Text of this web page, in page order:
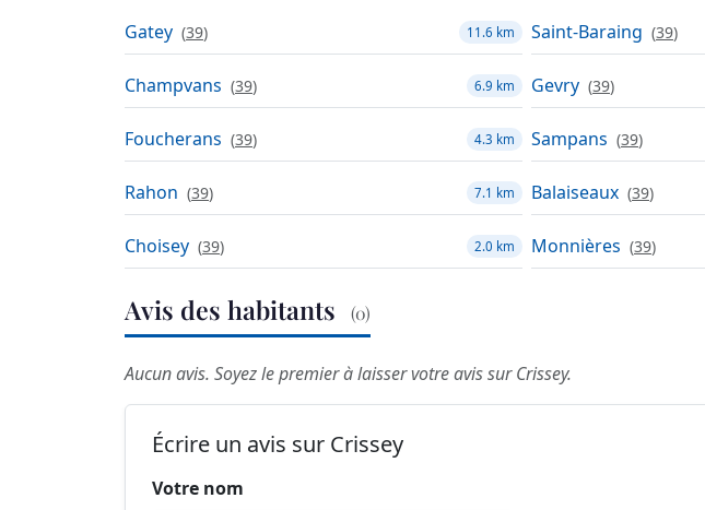
Gatey (39) 11.6 km Saint-Baraing (39)
Champvans (39) 6.9 km Gevry (39)
Foucherans (39) 4.3 km Sampans (39)
Rahon (39) 7.1 km Balaiseaux (39)
Choisey (39) 2.0 km Monnières (39)
Avis des habitants (0)
Aucun avis. Soyez le premier à laisser votre avis sur Crissey.
Écrire un avis sur Crissey
Votre nom